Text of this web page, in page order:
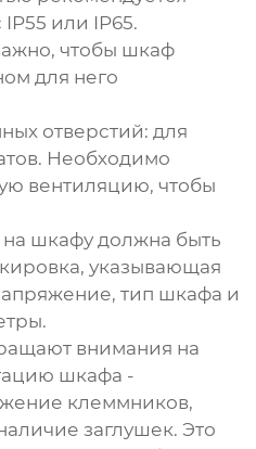
или IP65.
чтобы шкаф
для него
отверстий: для
Необходимо
вентиляцию, чтобы
на шкафу должна быть
указывающая
тип шкафа и
внимания на
шкафа -
клеммников,
заглушек. Это